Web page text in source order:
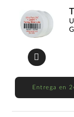
Entrega en